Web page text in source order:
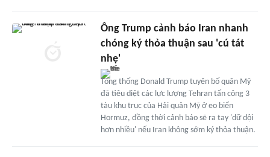
Ông Trump cảnh báo Iran nhanh
chóng ký thỏa thuận sau 'cú tát
nhẹ'
Tổng thống Donald Trump tuyên bố quân Mỹ
đã tiêu diệt các lực lượng Tehran tấn công 3
tàu khu trục của Hải quân Mỹ ở eo biển
Hormuz, đồng thời cảnh báo sẽ ra tay 'dữ dội
hơn nhiều' nếu Iran không sớm ký thỏa thuận.